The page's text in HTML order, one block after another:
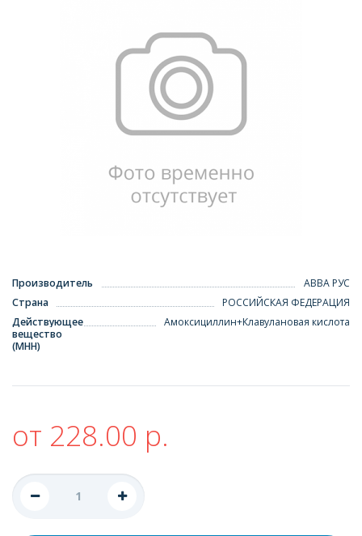
Производитель
АВВА РУС
Страна
РОССИЙСКАЯ ФЕДЕРАЦИЯ
Действующее
вещество
(МНН)
Амоксициллин+Клавулановая кислота
от 228.00 р.